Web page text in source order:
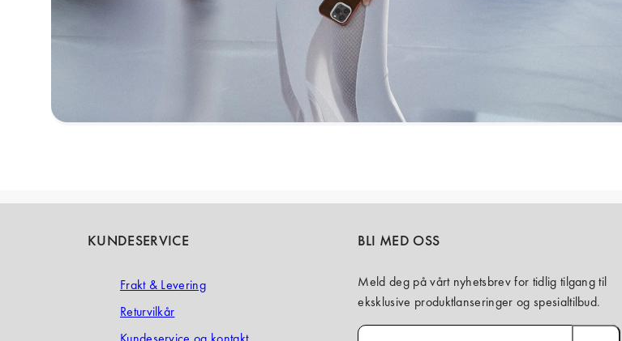
KUNDESERVICE
Frakt & Levering
Returvilkår
BLI MED OSS
Meld deg på vårt nyhetsbrev for tidlig tilgang til
eksklusive produktlanseringer og spesialtilbud.